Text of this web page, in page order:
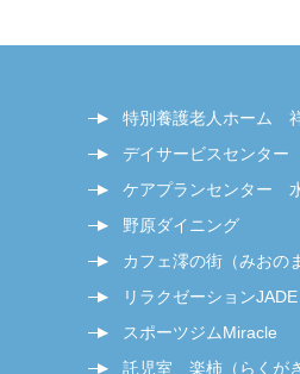
特別養護老人ホーム
デイサービスセンタ
ケアプランセンター
野原ダイニング
カフェ澪の街（みおの
リラクゼーションJADE
スポーツジムMiracle
託児室 楽柿（らくが